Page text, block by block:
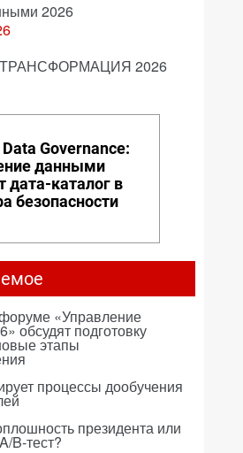
2026
ТРАНСФОРМАЦИЯ 2026
Governance:
данными
дата-каталог в
безопасности
«Управление
обсудят подготовку
этапы
процессы дообучения
президента или
B-тест?